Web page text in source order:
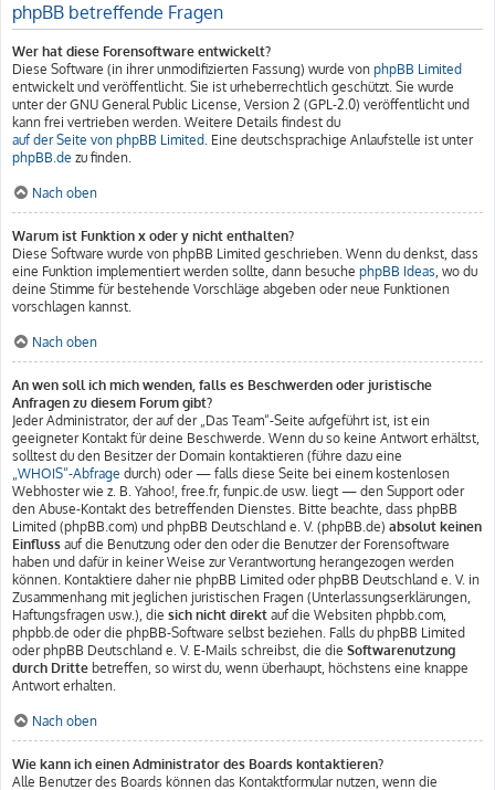
phpBB betreffende Fragen
Wer hat diese Forensoftware entwickelt?
Diese Software (in ihrer unmodifizierten Fassung) wurde von phpBB Limited
entwickelt und veröffentlicht. Sie ist urheberrechtlich geschützt. Sie wurde
unter der GNU General Public License, Version 2 (GPL-2.0) veröffentlicht und
kann frei vertrieben werden. Weitere Details findest du
auf der Seite von phpBB Limited. Eine deutschsprachige Anlaufstelle ist unter
phpBB.de zu finden.
Nach oben
Warum ist Funktion x oder y nicht enthalten?
Diese Software wurde von phpBB Limited geschrieben. Wenn du denkst, dass
eine Funktion implementiert werden sollte, dann besuche phpBB Ideas, wo du
deine Stimme für bestehende Vorschläge abgeben oder neue Funktionen
vorschlagen kannst.
Nach oben
An wen soll ich mich wenden, falls es Beschwerden oder juristische
Anfragen zu diesem Forum gibt?
Jeder Administrator, der auf der „Das Team“-Seite aufgeführt ist, ist ein
geeigneter Kontakt für deine Beschwerde. Wenn du so keine Antwort erhältst,
solltest du den Besitzer der Domain kontaktieren (führe dazu eine
„WHOIS“-Abfrage durch) oder — falls diese Seite bei einem kostenlosen
Webhoster wie z. B. Yahoo!, free.fr, funpic.de usw. liegt — den Support oder
den Abuse-Kontakt des betreffenden Dienstes. Bitte beachte, dass phpBB
Limited (phpBB.com) und phpBB Deutschland e. V. (phpBB.de) absolut keinen
Einfluss auf die Benutzung oder den oder die Benutzer der Forensoftware
haben und dafür in keiner Weise zur Verantwortung herangezogen werden
können. Kontaktiere daher nie phpBB Limited oder phpBB Deutschland e. V. in
Zusammenhang mit jeglichen juristischen Fragen (Unterlassungserklärungen,
Haftungsfragen usw.), die sich nicht direkt auf die Websiten phpbb.com,
phpbb.de oder die phpBB-Software selbst beziehen. Falls du phpBB Limited
oder phpBB Deutschland e. V. E-Mails schreibst, die die Softwarenutzung
durch Dritte betreffen, so wirst du, wenn überhaupt, höchstens eine knappe
Antwort erhalten.
Nach oben
Wie kann ich einen Administrator des Boards kontaktieren?
Alle Benutzer des Boards können das Kontaktformular nutzen, wenn die